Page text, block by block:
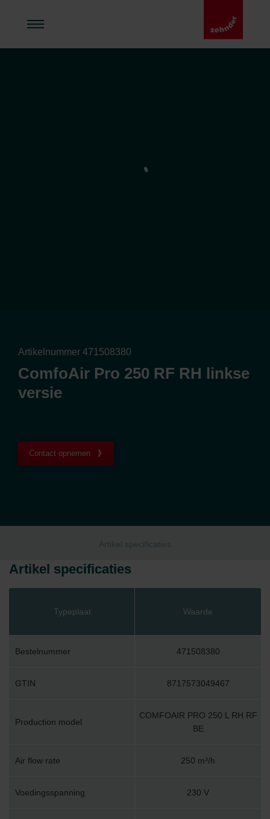
Artikelnummer 471508380
ComfoAir Pro 250 RF RH linkse
versie
Contact opnemen
Artikel specificaties
Artikel specificaties
Typeplaat Waarde
Bestelnummer 471508380
GTIN 8717573049467
Production model
COMFOAIR PRO 250 L RH RF
BE
Air flow rate 250 m³/h
Voedingsspanning 230 V